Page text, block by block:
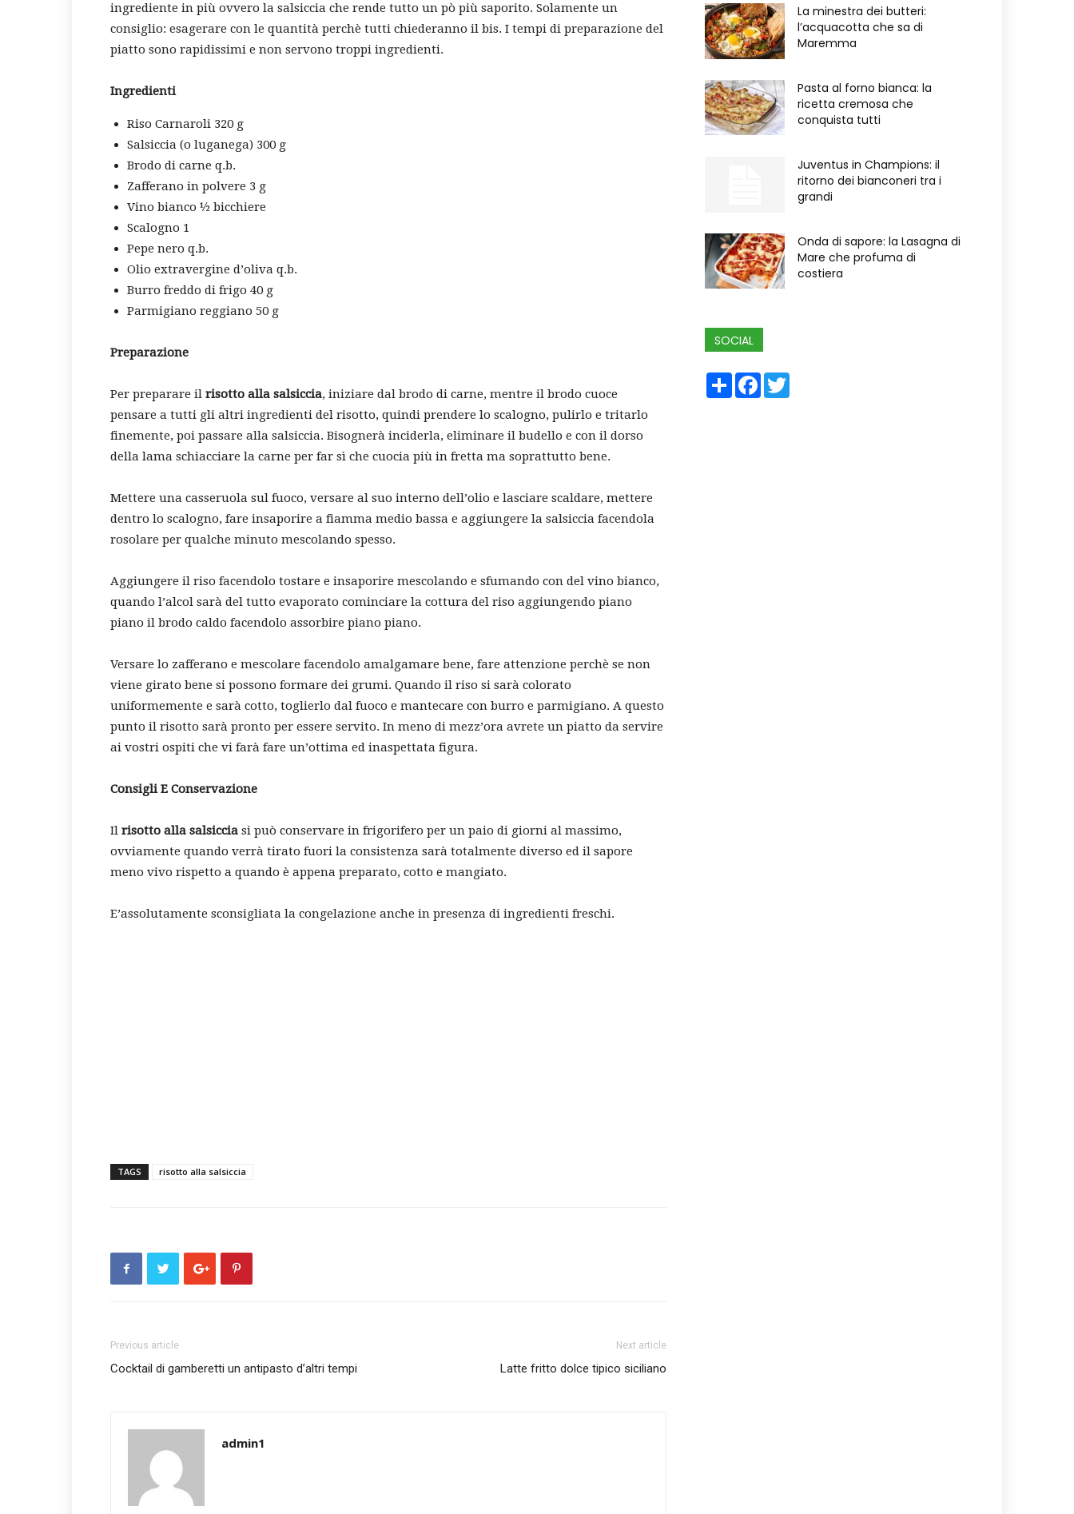
ingrediente in più ovvero la salsiccia che rende tutto un pò più saporito. Solamente un
consiglio: esagerare con le quantità perchè tutti chiederanno il bis. I tempi di preparazione del
piatto sono rapidissimi e non servono troppi ingredienti.
Ingredienti
Riso Carnaroli 320 g
Salsiccia (o luganega) 300 g
Brodo di carne q.b.
Zafferano in polvere 3 g
Vino bianco ½ bicchiere
Scalogno 1
Pepe nero q.b.
Olio extravergine d’oliva q.b.
Burro freddo di frigo 40 g
Parmigiano reggiano 50 g
Preparazione
Per preparare il risotto alla salsiccia, iniziare dal brodo di carne, mentre il brodo cuoce
pensare a tutti gli altri ingredienti del risotto, quindi prendere lo scalogno, pulirlo e tritarlo
finemente, poi passare alla salsiccia. Bisognerà inciderla, eliminare il budello e con il dorso
della lama schiacciare la carne per far sì che cuocia più in fretta ma soprattutto bene.
Mettere una casseruola sul fuoco, versare al suo interno dell’olio e lasciare scaldare, mettere
dentro lo scalogno, fare insaporire a fiamma medio bassa e aggiungere la salsiccia facendola
rosolare per qualche minuto mescolando spesso.
Aggiungere il riso facendolo tostare e insaporire mescolando e sfumando con del vino bianco,
quando l’alcol sarà del tutto evaporato cominciare la cottura del riso aggiungendo piano
piano il brodo caldo facendolo assorbire piano piano.
Versare lo zafferano e mescolare facendolo amalgamare bene, fare attenzione perchè se non
viene girato bene si possono formare dei grumi. Quando il riso si sarà colorato
uniformemente e sarà cotto, toglierlo dal fuoco e mantecare con burro e parmigiano. A questo
punto il risotto sarà pronto per essere servito. In meno di mezz’ora avrete un piatto da servire
ai vostri ospiti che vi farà fare un’ottima ed inaspettata figura.
Consigli E Conservazione
Il risotto alla salsiccia si può conservare in frigorifero per un paio di giorni al massimo,
ovviamente quando verrà tirato fuori la consistenza sarà totalmente diverso ed il sapore
meno vivo rispetto a quando è appena preparato, cotto e mangiato.
E’assolutamente sconsigliata la congelazione anche in presenza di ingredienti freschi.
TAGS risotto alla salsiccia
Previous article
Cocktail di gamberetti un antipasto d’altri tempi
Next article
Latte fritto dolce tipico siciliano
admin1
La minestra dei butteri:
l’acquacotta che sa di
Maremma
Pasta al forno bianca: la
ricetta cremosa che
conquista tutti
Juventus in Champions: il
ritorno dei bianconeri tra i
grandi
Onda di sapore: la Lasagna di
Mare che profuma di
costiera
SOCIAL
ShareFacebook